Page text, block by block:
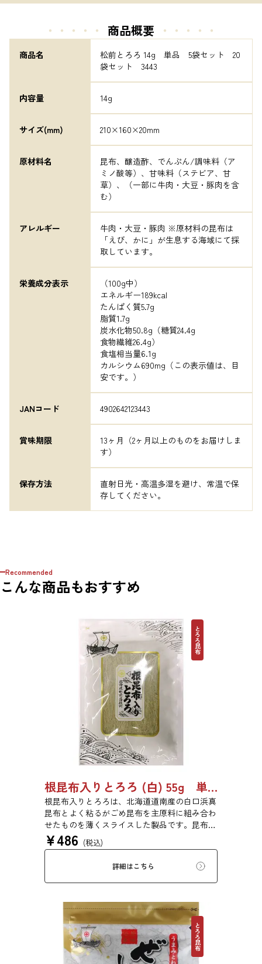
・・・・・ 商品概要 ・・・・・
商品名
松前とろろ 14g　単品　5袋セット　20
袋セット　3443
内容量 14g
サイズ(mm) 210×160×20mm
原材料名
昆布、醸造酢、でんぷん/調味料（ア
ミノ酸等）、甘味料（ステビア、甘
草）、（一部に牛肉・大豆・豚肉を含
む）
アレルギー
牛肉・大豆・豚肉 ※原材料の昆布は
「えび、かに」が生息する海域にて採
取しています。
栄養成分表示
（100g中）
エネルギー189kcal
たんぱく質5.7g
脂質1.7g
炭水化物50.8g（糖質24.4g
食物繊維26.4g）
食塩相当量6.1g
カルシウム690mg（この表示値は、目
安です。）
JANコード 4902642123443
賞味期限
13ヶ月（2ヶ月以上のものをお届けしま
す）
保存方法
直射日光・高温多湿を避け、常温で保
存してください。
Recommended
こんな商品もおすすめ
とろろ昆布
根昆布入りとろろ (白) 55g 単品 5袋 20袋 3429
根昆布入りとろろは、北海道道南産の白口浜真
昆布とよく粘るがごめ昆布を主原料に組み合わ
せたものを薄くスライスした製品です。昆布本
来の風味を存分にご賞味ください。
¥486 (税込)
詳細はこちら
とろろ昆布